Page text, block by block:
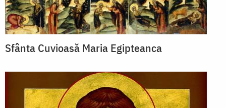
Sfânta Cuvioasă Maria Egipteanca